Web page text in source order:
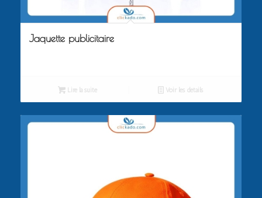
Jaquette publicitaire
Lire la suite Voir les détails